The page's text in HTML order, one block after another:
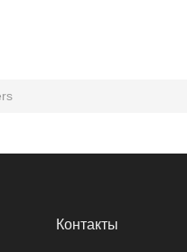
Контакты